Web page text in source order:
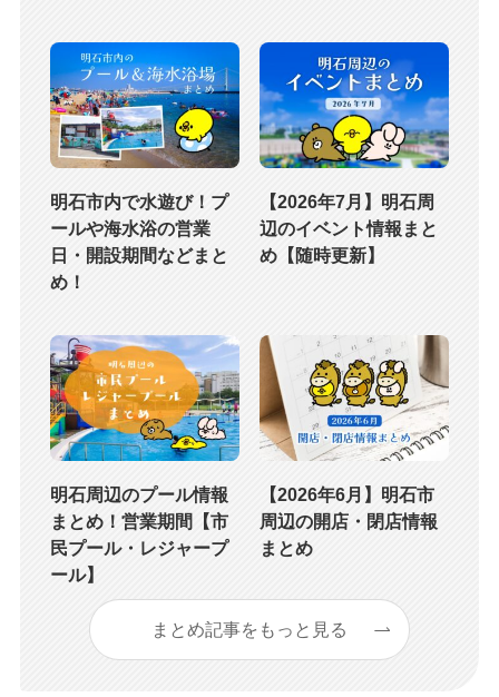
明石市内で水遊び！プ
ールや海水浴の営業
日・開設期間などまと
め！
【2026年7月】明石周
辺のイベント情報まと
め【随時更新】
明石周辺のプール情報
まとめ！営業期間【市
民プール・レジャープ
ール】
【2026年6月】明石市
周辺の開店・閉店情報
まとめ
まとめ記事をもっと見る